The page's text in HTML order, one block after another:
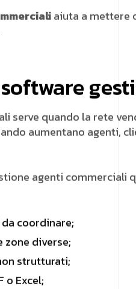
aiuta a mettere
serve quando la rete
aumentano agenti,
agenti commerciali
coordinare;
zone diverse;
strutturati;
o Excel;